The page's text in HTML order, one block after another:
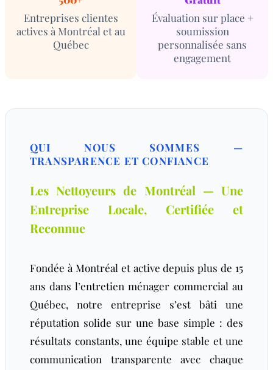
Entreprises clientes
actives à Montréal et au
Québec
Évaluation sur place +
soumission
personnalisée sans
engagement
QUI NOUS SOMMES —
TRANSPARENCE ET CONFIANCE
Les Nettoyeurs de Montréal — Une
Entreprise Locale, Certifiée et
Reconnue
Fondée à Montréal et active depuis plus de 15
ans dans l’entretien ménager commercial au
Québec, notre entreprise s’est bâti une
réputation solide sur une base simple : des
résultats constants, une équipe stable et une
communication transparente avec chaque